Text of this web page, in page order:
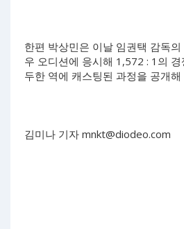
한편 박상민은 이날 임권택 감독
우 오디션에 응시해 1,572 : 1의
두한 역에 캐스팅된 과정을 공개
김미나 기자 mnkt@diodeo.com